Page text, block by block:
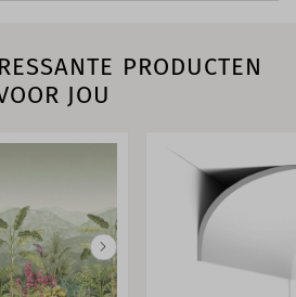
PRODUCTEN
JOU